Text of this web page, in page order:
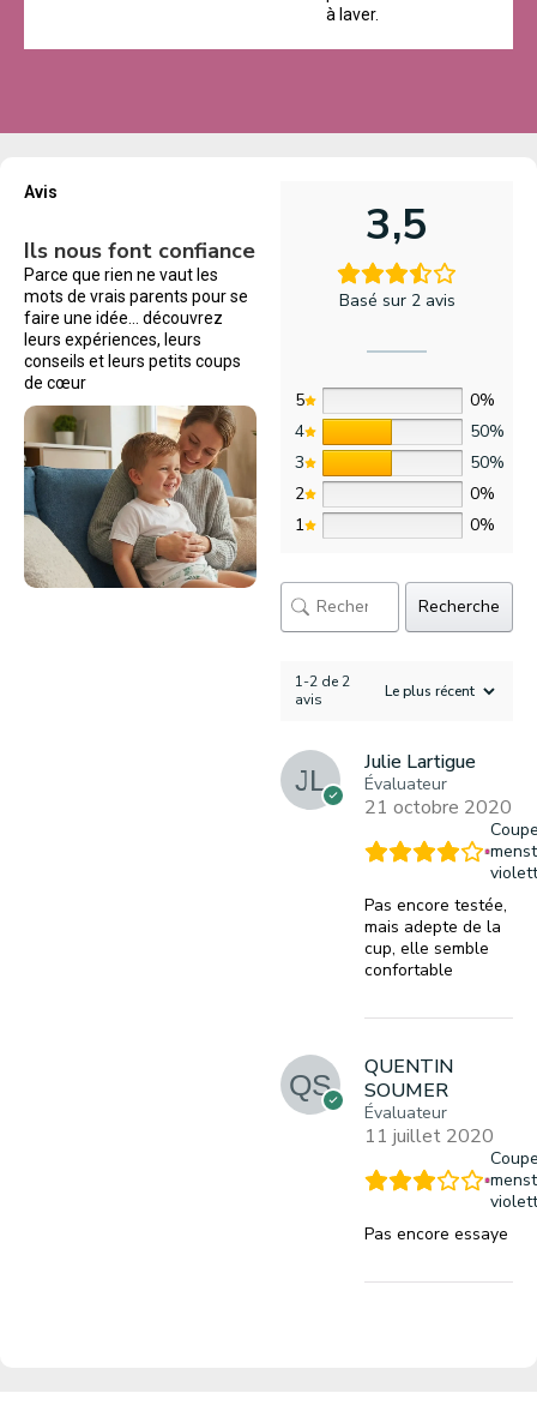
à laver.
Avis
Ils nous font confiance
Parce que rien ne vaut les
mots de vrais parents pour se
faire une idée… découvrez
leurs expériences, leurs
conseils et leurs petits coups
de cœur
3,5
Basé sur 2 avis
5
0%
4
50%
3
50%
2
0%
1
0%
Recherche
1-2 de 2
avis
Julie Lartigue
Évaluateur
21 octobre 2020
Pas encore testée,
mais adepte de la
cup, elle semble
confortable
QUENTIN
SOUMER
Évaluateur
11 juillet 2020
Pas encore essaye